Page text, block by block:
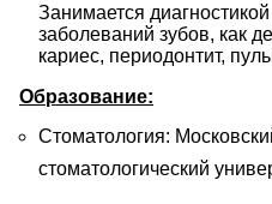
Занимается
заболеваний зубов, как
кариес, периодонтит,
Образование:
Стоматология:
стоматологический